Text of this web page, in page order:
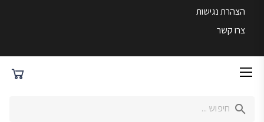
הצהרת נגישות
צרו קשר